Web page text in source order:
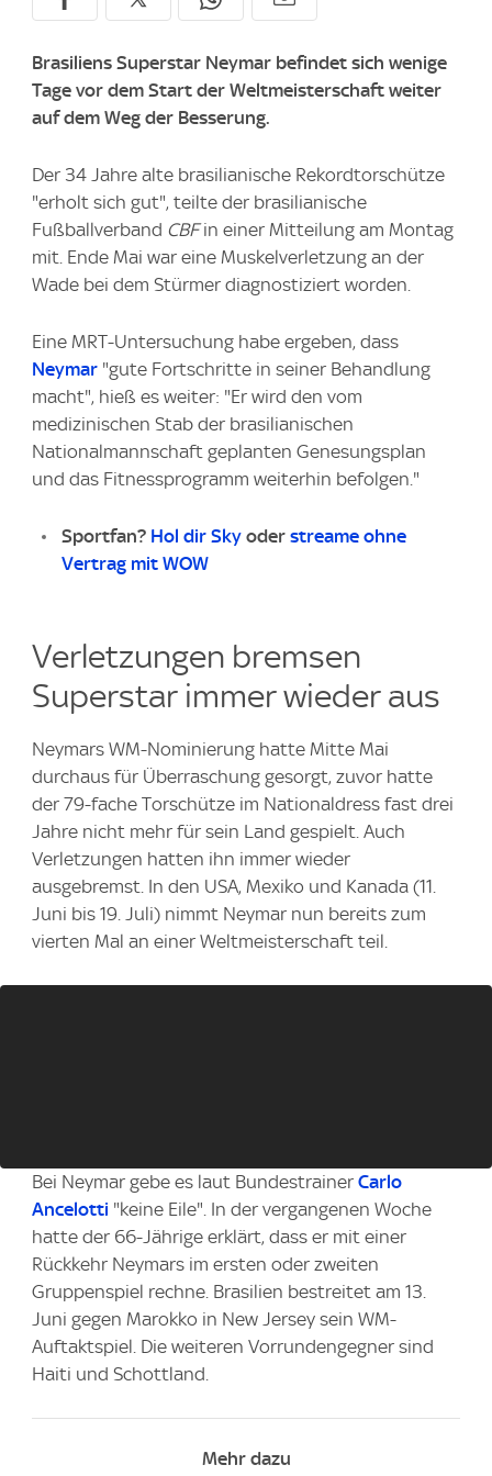
Brasiliens Superstar Neymar befindet sich wenige
Tage vor dem Start der Weltmeisterschaft weiter
auf dem Weg der Besserung.
Der 34 Jahre alte brasilianische Rekordtorschütze
"erholt sich gut", teilte der brasilianische
Fußballverband CBFin einer Mitteilung am Montag
mit. Ende Mai war eine Muskelverletzung an der
Wade bei dem Stürmer diagnostiziert worden.
Eine MRT-Untersuchung habe ergeben, dass
Neymar "gute Fortschritte in seiner Behandlung
macht", hieß es weiter: "Er wird den vom
medizinischen Stab der brasilianischen
Nationalmannschaft geplanten Genesungsplan
und das Fitnessprogramm weiterhin befolgen."
Sportfan? Hol dir Sky oder streame ohne
Vertrag mit WOW
Verletzungen bremsen
Superstar immer wieder aus
Neymars WM-Nominierung hatte Mitte Mai
durchaus für Überraschung gesorgt, zuvor hatte
der 79-fache Torschütze im Nationaldress fast drei
Jahre nicht mehr für sein Land gespielt. Auch
Verletzungen hatten ihn immer wieder
ausgebremst. In den USA, Mexiko und Kanada (11.
Juni bis 19. Juli) nimmt Neymar nun bereits zum
vierten Mal an einer Weltmeisterschaft teil.
Bei Neymar gebe es laut Bundestrainer Carlo
Ancelotti "keine Eile". In der vergangenen Woche
hatte der 66-Jährige erklärt, dass er mit einer
Rückkehr Neymars im ersten oder zweiten
Gruppenspiel rechne. Brasilien bestreitet am 13.
Juni gegen Marokko in New Jersey sein WM-
Auftaktspiel. Die weiteren Vorrundengegner sind
Haiti und Schottland.
Mehr dazu